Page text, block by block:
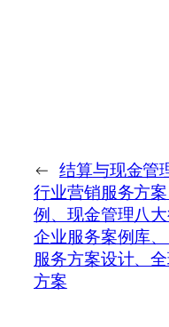
← 结算与现金管
行业营销服务方
例、现金管理八
企业服务案例库
服务方案设计、
方案